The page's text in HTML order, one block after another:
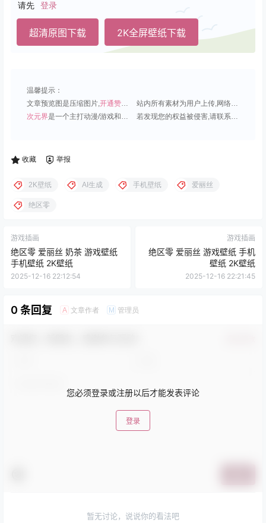
请先 登录
超清原图下载 2K全屏壁纸下载
温馨提示：
文章预览图是压缩图片,开通赞助会员 可免费下载超清原图;
站内所有素材为用户上传,网络分享或原创,请勿用于商业用途;
次元界是一个主打动漫/游戏和虚拟偶像角色的插画壁纸平台; 若发现您的权益被侵害,请联系QQ1815919191,我们尽快处理.
收藏 举报
2K壁纸 AI生成 手机壁纸 爱丽丝
绝区零
游戏插画
绝区零 爱丽丝 奶茶 游戏壁纸
手机壁纸 2K壁纸
2025-12-16 22:12:54
游戏插画
绝区零 爱丽丝 游戏壁纸 手机
壁纸 2K壁纸
2025-12-16 22:21:45
0 条回复 A 文章作者 M 管理员
您必须登录或注册以后才能发表评论
登录
暂无讨论，说说你的看法吧